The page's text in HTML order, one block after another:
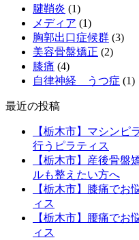
腱鞘炎 (1)
メディア (1)
胸郭出口症候群 (3)
美容骨盤矯正 (2)
膝痛 (4)
自律神経 うつ症 (1)
最近の投稿
【栃木市】マシンピ
行うピラティス
【栃木市】産後骨盤
ルも整えたい方へ
【栃木市】膝痛でお
ィス
【栃木市】腰痛でお
ィス